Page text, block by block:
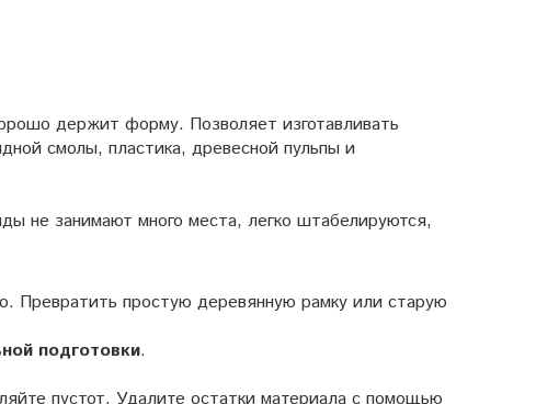
держит форму. Позволяет изготавливать
смолы, пластика, древесной пульпы и
не занимают много места, легко штабелируются,
Превратить простую деревянную рамку или старую
подготовки.